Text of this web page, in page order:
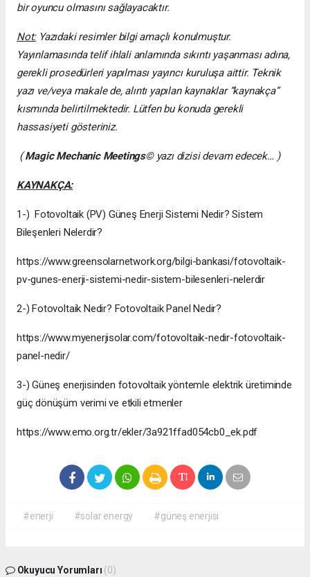
bir oyuncu olmasını sağlayacaktır.
Not:Yazıdaki resimler bilgi amaçlı konulmuştur.
Yayınlamasında telif ihlali anlamında sıkıntı yaşanması adına,
gerekli prosedürleri yapılması yayıncı kuruluşa aittir. Teknik
yazı ve/veya makale de, alıntı yapılan kaynaklar “kaynakça”
kısmında belirtilmektedir. Lütfen bu konuda gerekli
hassasiyeti gösteriniz.
(Magic Mechanic Meetings© yazı dizisi devam edecek… )
KAYNAKÇA:
1-) Fotovoltaik (PV) Güneş Enerji Sistemi Nedir? Sistem
Bileşenleri Nelerdir?
https://www.greensolarnetwork.org/bilgi-bankasi/fotovoltaik-
pv-gunes-enerji-sistemi-nedir-sistem-bilesenleri-nelerdir
2-) Fotovoltaik Nedir? Fotovoltaik Panel Nedir?
https://www.myenerjisolar.com/fotovoltaik-nedir-fotovoltaik-
panel-nedir/
3-) Güneş enerjisinden fotovoltaik yöntemle elektrik üretiminde
güç dönüşüm verimi ve etkili etmenler
https://www.emo.org.tr/ekler/3a921ffad054cb0_ek.pdf
#enerji #solar energy #güneş enerjisi
Okuyucu Yorumları (0)